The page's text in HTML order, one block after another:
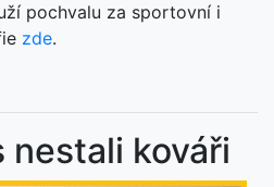
pochvalu za sportovní i
zde.
nestali kováři